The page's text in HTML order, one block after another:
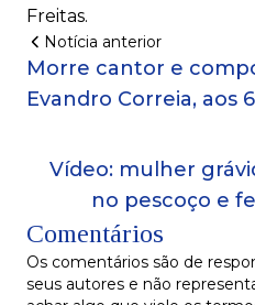
Freitas.
Notícia anterior
Morre cantor e
Evandro Correia, aos
Vídeo: mulher
no pescoço e
Comentários
Os comentários são de
seus autores e não